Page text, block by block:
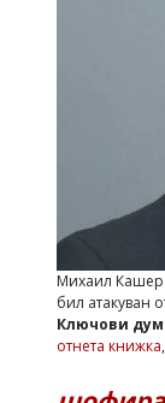
Главен
редактор:Михаил
бил атакуван
Ключови
отнета книжка,